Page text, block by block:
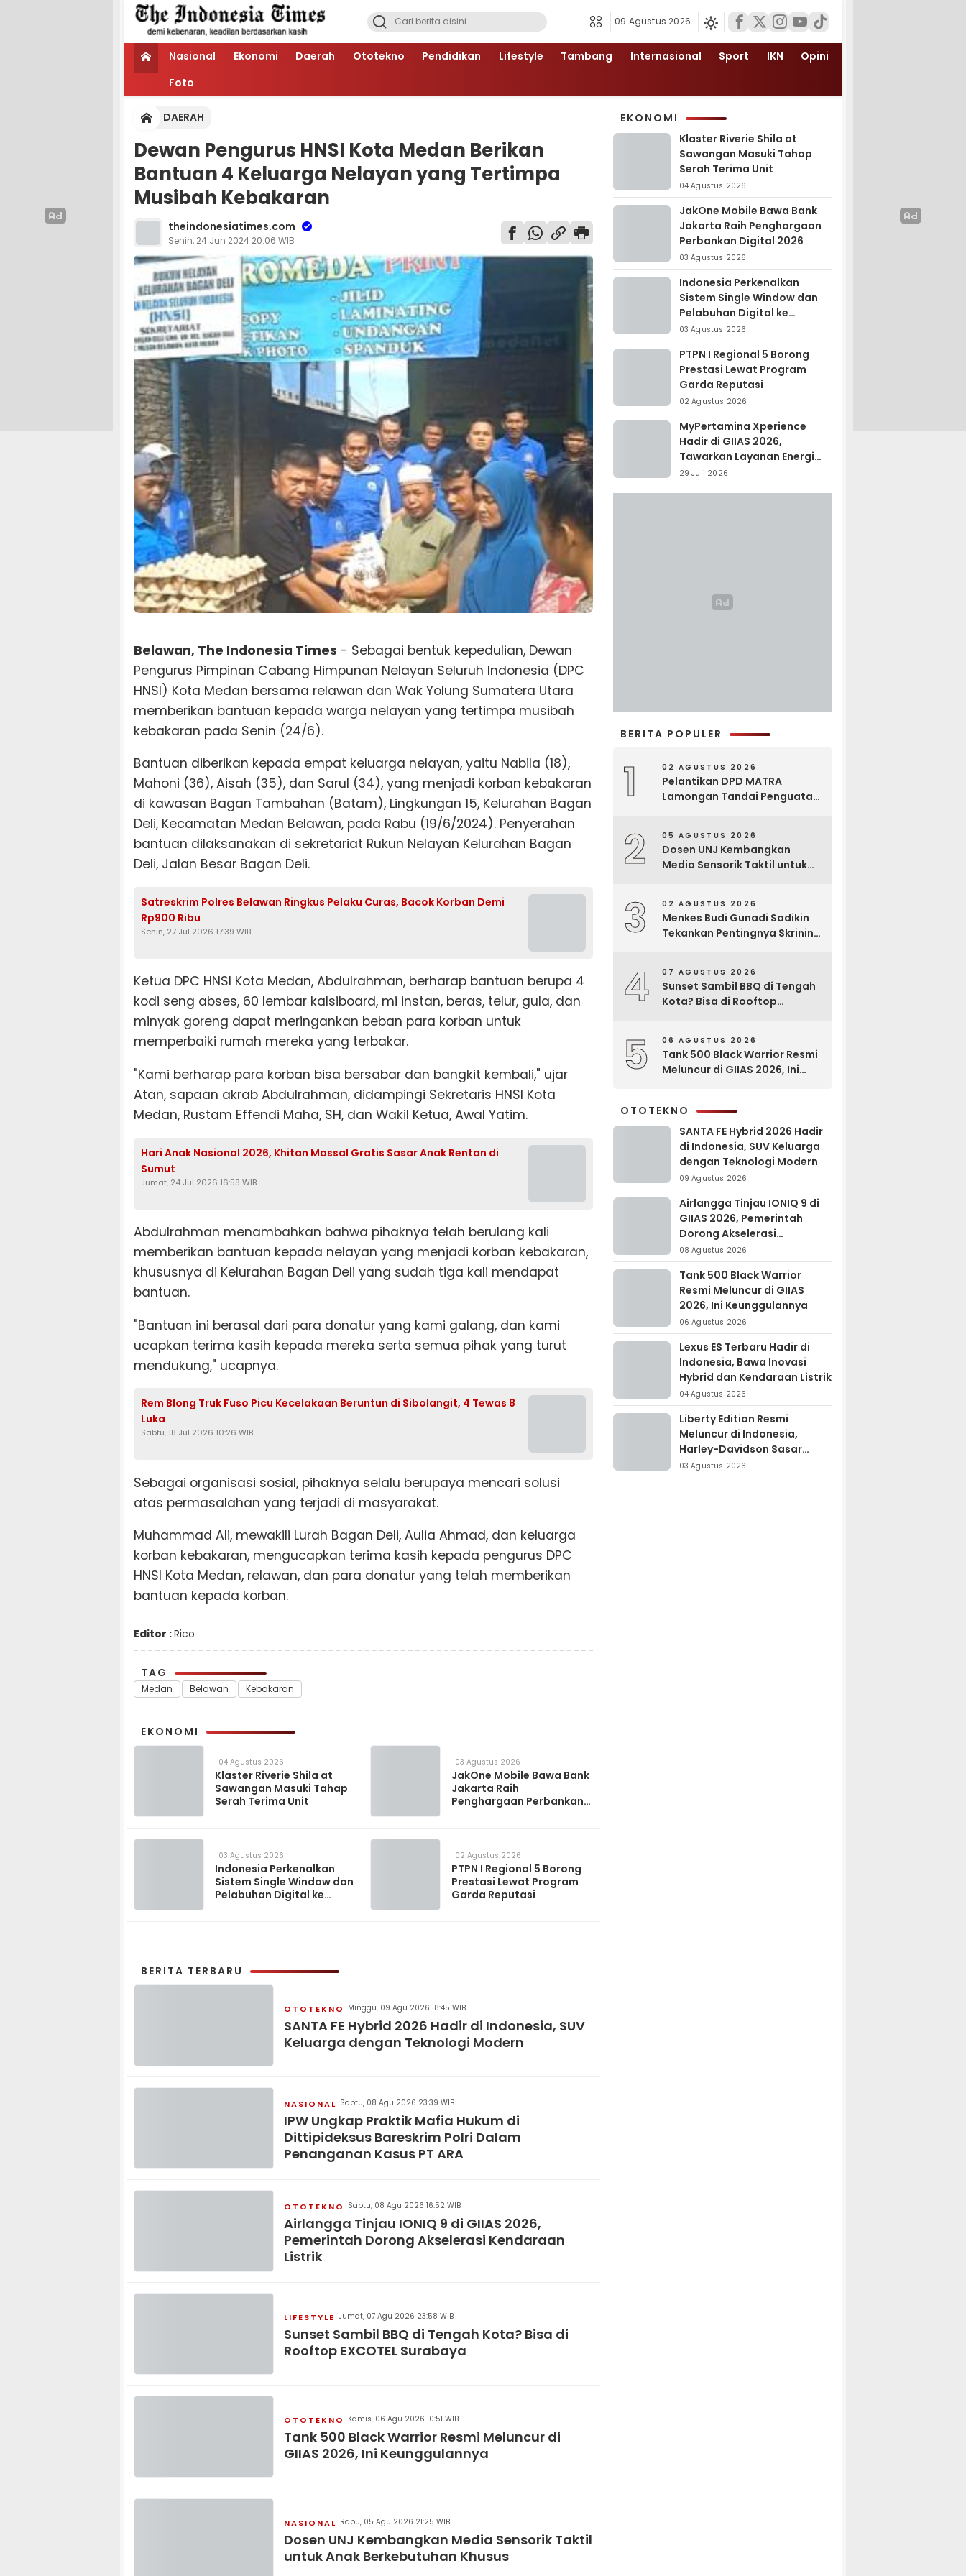
09 Agustus 2026
Nasional Ekonomi Daerah Ototekno Pendidikan Lifestyle Tambang Internasional Sport IKN
Opini
Foto
DAERAH
Dewan Pengurus HNSI Kota Medan Berikan
Bantuan 4 Keluarga Nelayan yang Tertimpa
Musibah Kebakaran
theindonesiatimes.com
Senin, 24 Jun 2024 20:06 WIB
Belawan, The Indonesia Times - Sebagai bentuk kepedulian, Dewan
Pengurus Pimpinan Cabang Himpunan Nelayan Seluruh Indonesia (DPC
HNSI) Kota Medan bersama relawan dan Wak Yolung Sumatera Utara
memberikan bantuan kepada warga nelayan yang tertimpa musibah
kebakaran pada Senin (24/6).
Bantuan diberikan kepada empat keluarga nelayan, yaitu Nabila (18),
Mahoni (36), Aisah (35), dan Sarul (34), yang menjadi korban kebakaran
di kawasan Bagan Tambahan (Batam), Lingkungan 15, Kelurahan Bagan
Deli, Kecamatan Medan Belawan, pada Rabu (19/6/2024). Penyerahan
bantuan dilaksanakan di sekretariat Rukun Nelayan Kelurahan Bagan
Deli, Jalan Besar Bagan Deli.
Satreskrim Polres Belawan Ringkus Pelaku Curas, Bacok Korban Demi
Rp900 Ribu
Senin, 27 Jul 2026 17:39 WIB
Ketua DPC HNSI Kota Medan, Abdulrahman, berharap bantuan berupa 4
kodi seng abses, 60 lembar kalsiboard, mi instan, beras, telur, gula, dan
minyak goreng dapat meringankan beban para korban untuk
memperbaiki rumah mereka yang terbakar.
"Kami berharap para korban bisa bersabar dan bangkit kembali," ujar
Atan, sapaan akrab Abdulrahman, didampingi Sekretaris HNSI Kota
Medan, Rustam Effendi Maha, SH, dan Wakil Ketua, Awal Yatim.
Hari Anak Nasional 2026, Khitan Massal Gratis Sasar Anak Rentan di
Sumut
Jumat, 24 Jul 2026 16:58 WIB
Abdulrahman menambahkan bahwa pihaknya telah berulang kali
memberikan bantuan kepada nelayan yang menjadi korban kebakaran,
khususnya di Kelurahan Bagan Deli yang sudah tiga kali mendapat
bantuan.
"Bantuan ini berasal dari para donatur yang kami galang, dan kami
ucapkan terima kasih kepada mereka serta semua pihak yang turut
mendukung," ucapnya.
Rem Blong Truk Fuso Picu Kecelakaan Beruntun di Sibolangit, 4 Tewas 8
Luka
Sabtu, 18 Jul 2026 10:26 WIB
Sebagai organisasi sosial, pihaknya selalu berupaya mencari solusi
atas permasalahan yang terjadi di masyarakat.
Muhammad Ali, mewakili Lurah Bagan Deli, Aulia Ahmad, dan keluarga
korban kebakaran, mengucapkan terima kasih kepada pengurus DPC
HNSI Kota Medan, relawan, dan para donatur yang telah memberikan
bantuan kepada korban.
Editor :Rico
TAG
Medan Belawan Kebakaran
EKONOMI
04 Agustus 2026
Klaster Riverie Shila at
Sawangan Masuki Tahap
Serah Terima Unit
03 Agustus 2026
JakOne Mobile Bawa Bank
Jakarta Raih
Penghargaan Perbankan
03 Agustus 2026
Indonesia Perkenalkan
Sistem Single Window dan
Pelabuhan Digital ke
02 Agustus 2026
PTPN I Regional 5 Borong
Prestasi Lewat Program
Garda Reputasi
BERITA TERBARU
OTOTEKNO Minggu, 09 Agu 2026 18:45 WIB
SANTA FE Hybrid 2026 Hadir di Indonesia, SUV
Keluarga dengan Teknologi Modern
NASIONAL Sabtu, 08 Agu 2026 23:39 WIB
IPW Ungkap Praktik Mafia Hukum di
Dittipideksus Bareskrim Polri Dalam
Penanganan Kasus PT ARA
OTOTEKNO Sabtu, 08 Agu 2026 16:52 WIB
Airlangga Tinjau IONIQ 9 di GIIAS 2026,
Pemerintah Dorong Akselerasi Kendaraan
Listrik
LIFESTYLE Jumat, 07 Agu 2026 23:58 WIB
Sunset Sambil BBQ di Tengah Kota? Bisa di
Rooftop EXCOTEL Surabaya
OTOTEKNO Kamis, 06 Agu 2026 10:51 WIB
Tank 500 Black Warrior Resmi Meluncur di
GIIAS 2026, Ini Keunggulannya
NASIONAL Rabu, 05 Agu 2026 21:25 WIB
Dosen UNJ Kembangkan Media Sensorik Taktil
untuk Anak Berkebutuhan Khusus
EKONOMI
Klaster Riverie Shila at
Sawangan Masuki Tahap
Serah Terima Unit
04 Agustus 2026
JakOne Mobile Bawa Bank
Jakarta Raih Penghargaan
Perbankan Digital 2026
03 Agustus 2026
Indonesia Perkenalkan
Sistem Single Window dan
Pelabuhan Digital ke
Madagaskar
03 Agustus 2026
PTPN I Regional 5 Borong
Prestasi Lewat Program
Garda Reputasi
02 Agustus 2026
MyPertamina Xperience
Hadir di GIIAS 2026,
Tawarkan Layanan Energi
Terintegrasi
29 Juli 2026
BERITA POPULER
1 02 AGUSTUS 2026
Pelantikan DPD MATRA
Lamongan Tandai Penguatan
2 05 AGUSTUS 2026
Dosen UNJ Kembangkan
Media Sensorik Taktil untuk
3 02 AGUSTUS 2026
Menkes Budi Gunadi Sadikin
Tekankan Pentingnya Skrining
4 07 AGUSTUS 2026
Sunset Sambil BBQ di Tengah
Kota? Bisa di Rooftop
5 06 AGUSTUS 2026
Tank 500 Black Warrior Resmi
Meluncur di GIIAS 2026, Ini
OTOTEKNO
SANTA FE Hybrid 2026 Hadir
di Indonesia, SUV Keluarga
dengan Teknologi Modern
09 Agustus 2026
Airlangga Tinjau IONIQ 9 di
GIIAS 2026, Pemerintah
Dorong Akselerasi
Kendaraan Listrik
08 Agustus 2026
Tank 500 Black Warrior
Resmi Meluncur di GIIAS
2026, Ini Keunggulannya
06 Agustus 2026
Lexus ES Terbaru Hadir di
Indonesia, Bawa Inovasi
Hybrid dan Kendaraan Listrik
04 Agustus 2026
Liberty Edition Resmi
Meluncur di Indonesia,
Harley-Davidson Sasar
Kolektor Motor Premium
03 Agustus 2026